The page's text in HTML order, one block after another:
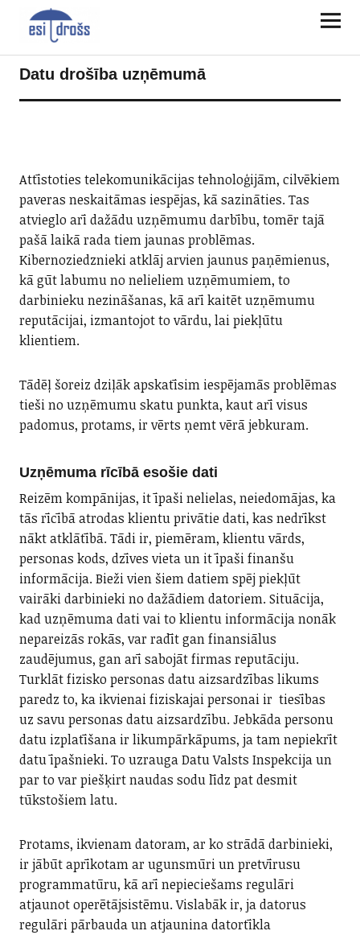
Datu drošība uzņēmumā
Attīstoties telekomunikācijas tehnoloģijām, cilvēkiem
paveras neskaitāmas iespējas, kā sazināties. Tas
atvieglo arī dažādu uzņēmumu darbību, tomēr tajā
pašā laikā rada tiem jaunas problēmas.
Kibernoziedznieki atklāj arvien jaunus paņēmienus,
kā gūt labumu no nelieliem uzņēmumiem, to
darbinieku nezināšanas, kā arī kaitēt uzņēmumu
reputācijai, izmantojot to vārdu, lai piekļūtu
klientiem.
Tādēļ šoreiz dziļāk apskatīsim iespējamās problēmas
tieši no uzņēmumu skatu punkta, kaut arī visus
padomus, protams, ir vērts ņemt vērā jebkuram.
Uzņēmuma rīcībā esošie dati
Reizēm kompānijas, it īpaši nelielas, neiedomājas, ka
tās rīcībā atrodas klientu privātie dati, kas nedrīkst
nākt atklātībā. Tādi ir, piemēram, klientu vārds,
personas kods, dzīves vieta un it īpaši finanšu
informācija. Bieži vien šiem datiem spēj piekļūt
vairāki darbinieki no dažādiem datoriem. Situācija,
kad uzņēmuma dati vai to klientu informācija nonāk
nepareizās rokās, var radīt gan finansiālus
zaudējumus, gan arī sabojāt firmas reputāciju.
Turklāt fizisko personas datu aizsardzības likums
paredz to, ka ikvienai fiziskajai personai ir tiesības
uz savu personas datu aizsardzību. Jebkāda personu
datu izplatīšana ir likumpārkāpums, ja tam nepiekrīt
datu īpašnieki. To uzrauga Datu Valsts Inspekcija un
par to var piešķirt naudas sodu līdz pat desmit
tūkstošiem latu.
Protams, ikvienam datoram, ar ko strādā darbinieki,
ir jābūt aprīkotam ar ugunsmūri un pretvīrusu
programmatūru, kā arī nepieciešams regulāri
atjaunot operētājsistēmu. Vislabāk ir, ja datorus
regulāri pārbauda un atjaunina datortīkla